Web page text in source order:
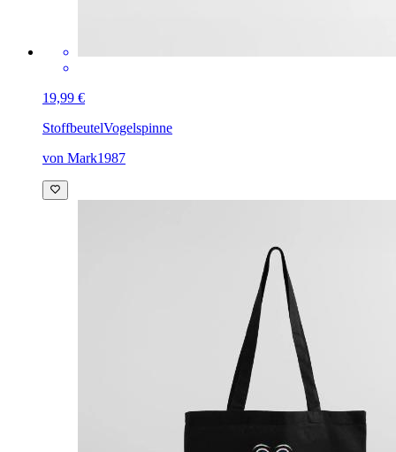
19,99 €
StoffbeutelVogelspinne
von Mark1987